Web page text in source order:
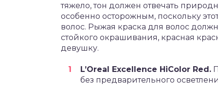
тяжело, тон должен отвечать
особенно осторожным, поскольку
волос. Рыжая краска для волос
стойкого окрашивания, красная
девушку.
L’Oreal Excellence HiColor Red.
без предварительного